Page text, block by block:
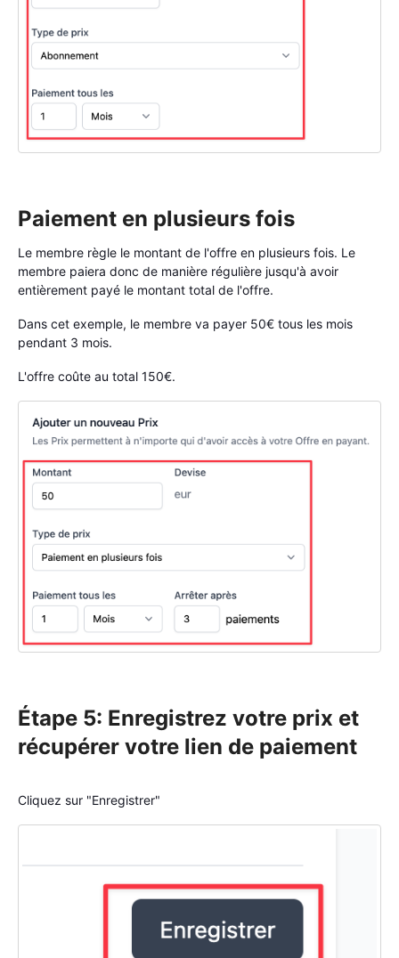
Paiement en plusieurs fois
Le membre règle le montant de l'offre en plusieurs fois. Le
membre paiera donc de manière régulière jusqu'à avoir
entièrement payé le montant total de l'offre.
Dans cet exemple, le membre va payer 50€ tous les mois
pendant 3 mois.
L'offre coûte au total 150€.
Étape 5: Enregistrez votre prix et
récupérer votre lien de paiement
Cliquez sur "Enregistrer"